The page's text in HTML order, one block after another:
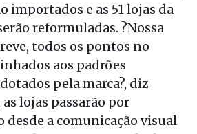
importados e as 51 lojas da
reformuladas. ?Nossa
todos os pontos no
aos padrões
pela marca?, diz
lojas passarão por
desde a comunicação visual